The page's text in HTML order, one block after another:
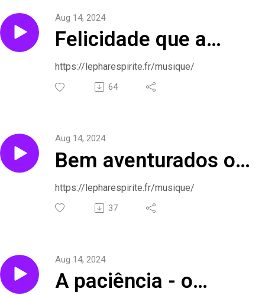
Felicidade que a
prece proporciona -
o evangelho segundo
canções
Aug 14, 2024
https://lepharespirite.fr/musique/
64
Bem aventurados os
pobres de espírito - o
evangelho segundo o
canções
Aug 14, 2024
https://lepharespirite.fr/musique/
37
A paciência - o
Aug 14, 2024